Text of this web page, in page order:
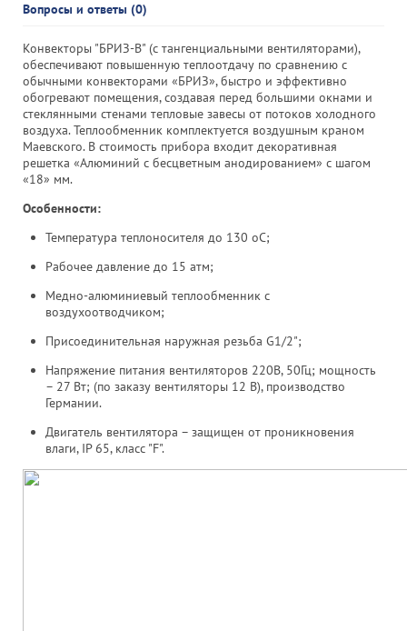
Вопросы и ответы (0)
Конвекторы "БРИЗ-В" (с тангенциальными вентиляторами),
обеспечивают повышенную теплоотдачу по сравнению с
обычными конвекторами «БРИЗ», быстро и эффективно
обогревают помещения, создавая перед большими окнами и
стеклянными стенами тепловые завесы от потоков холодного
воздуха. Теплообменник комплектуется воздушным краном
Маевского. В стоимость прибора входит декоративная
решетка «Алюминий с бесцветным анодированием» с шагом
«18» мм.
Особенности:
Температура теплоносителя до 130 оС;
Рабочее давление до 15 атм;
Медно-алюминиевый теплообменник с
воздухоотводчиком;
Присоединительная наружная резьба G1/2";
Напряжение питания вентиляторов 220В, 50Гц; мощность
– 27 Вт; (по заказу вентиляторы 12 В), производство
Германии.
Двигатель вентилятора – защищен от проникновения
влаги, IP 65, класс "F".